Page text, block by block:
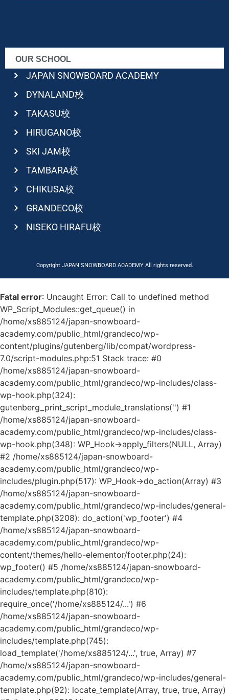
OUR SCHOOL
JAPAN SNOWBOARD ACADEMY
DYNALAND校
TAKASU校
HIRUGANO校
SKI JAM校
TAMBARA校
CHIKUSA校
GRANDECO校
NISEKO HIRAFU校
Copyright JAPAN SNOWBOARD ACADEMY All rights reserved.
Fatal error: Uncaught Error: Call to undefined method
WP_Script_Modules::get_queue() in
/home/xs885124/japan-snowboard-
academy.com/public_html/grandeco/wp-
content/plugins/gutenberg/lib/compat/wordpress-
7.0/script-modules.php:51 Stack trace: #0
/home/xs885124/japan-snowboard-
academy.com/public_html/grandeco/wp-includes/class-
wp-hook.php(324):
gutenberg_print_script_module_translations('') #1
/home/xs885124/japan-snowboard-
academy.com/public_html/grandeco/wp-includes/class-
wp-hook.php(348): WP_Hook->apply_filters(NULL, Array)
#2 /home/xs885124/japan-snowboard-
academy.com/public_html/grandeco/wp-
includes/plugin.php(517): WP_Hook->do_action(Array) #3
/home/xs885124/japan-snowboard-
academy.com/public_html/grandeco/wp-includes/general-
template.php(3208): do_action('wp_footer') #4
/home/xs885124/japan-snowboard-
academy.com/public_html/grandeco/wp-
content/themes/hello-elementor/footer.php(24):
wp_footer() #5 /home/xs885124/japan-snowboard-
academy.com/public_html/grandeco/wp-
includes/template.php(810):
require_once('/home/xs885124/...') #6
/home/xs885124/japan-snowboard-
academy.com/public_html/grandeco/wp-
includes/template.php(745):
load_template('/home/xs885124/...', true, Array) #7
/home/xs885124/japan-snowboard-
academy.com/public_html/grandeco/wp-includes/general-
template.php(92): locate_template(Array, true, true, Array)